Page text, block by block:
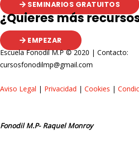
SEMINARIOS GRATUITOS
¿Quieres más
EMPEZAR
Escuela Fonodil M.P © 2020 | Contacto:
cursosfonodilmp@gmail.com
Aviso Legal | Privacidad | Cookies |
Fonodil M.P- Raquel Monroy